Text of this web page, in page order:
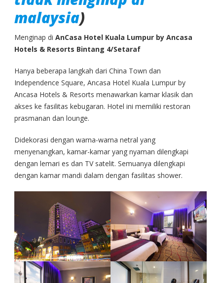
malaysia)
Menginap di AnCasa Hotel Kuala Lumpur by Ancasa
Hotels & Resorts Bintang 4/Setaraf
Hanya beberapa langkah dari China Town dan
Independence Square, Ancasa Hotel Kuala Lumpur by
Ancasa Hotels & Resorts menawarkan kamar klasik dan
akses ke fasilitas kebugaran. Hotel ini memiliki restoran
prasmanan dan lounge.
Didekorasi dengan warna-warna netral yang
menyenangkan, kamar-kamar yang nyaman dilengkapi
dengan lemari es dan TV satelit. Semuanya dilengkapi
dengan kamar mandi dalam dengan fasilitas shower.